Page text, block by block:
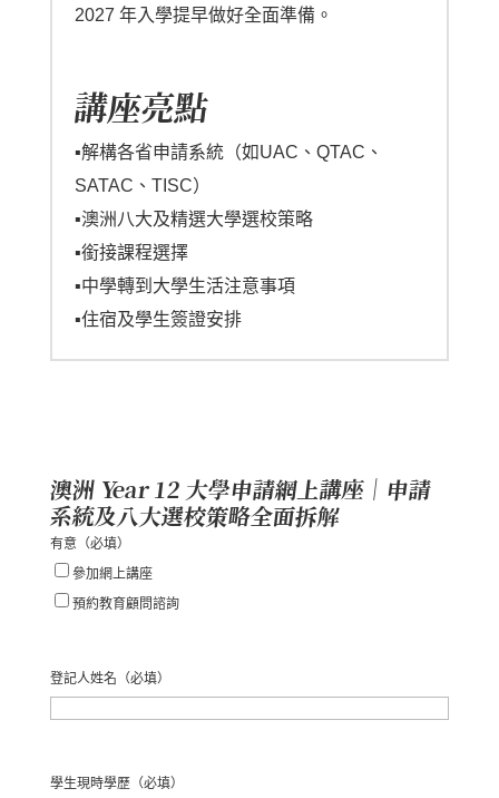
2027 年入學提早做好全面準備。
講座亮點
▪️解構各省申請系統（如UAC、QTAC、
SATAC、TISC）
▪️澳洲八大及精選大學選校策略
▪️銜接課程選擇
▪️中學轉到大學生活注意事項
▪️住宿及學生簽證安排
澳洲 Year 12 大學申請網上講座｜申請
系統及八大選校策略全面拆解
有意（必填）
參加網上講座
預約教育顧問諮詢
登記人姓名 （必填）
學生現時學歷（必填）